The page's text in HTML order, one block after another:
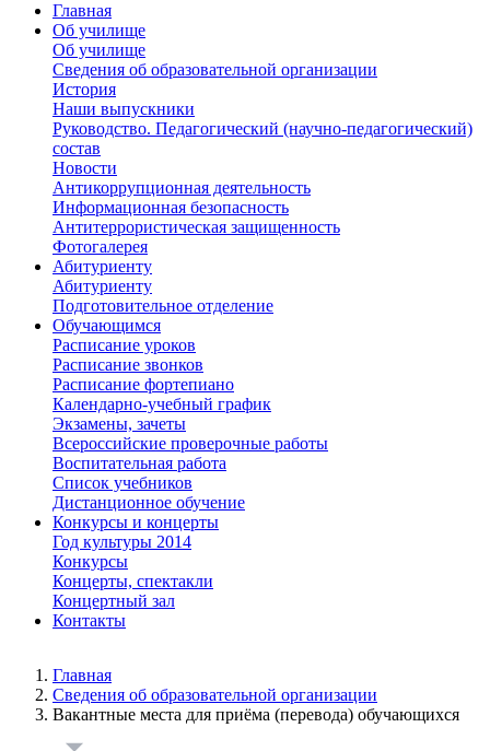
Главная
Об училище
Об училище
Сведения об образовательной организации
История
Наши выпускники
Руководство. Педагогический (научно-педагогический)
состав
Новости
Антикоррупционная деятельность
Информационная безопасность
Антитеррористическая защищенность
Фотогалерея
Абитуриенту
Абитуриенту
Подготовительное отделение
Обучающимся
Расписание уроков
Расписание звонков
Расписание фортепиано
Календарно-учебный график
Экзамены, зачеты
Всероссийские проверочные работы
Воспитательная работа
Список учебников
Дистанционное обучение
Конкурсы и концерты
Год культуры 2014
Конкурсы
Концерты, спектакли
Концертный зал
Контакты
Главная
Сведения об образовательной организации
Вакантные места для приёма (перевода) обучающихся